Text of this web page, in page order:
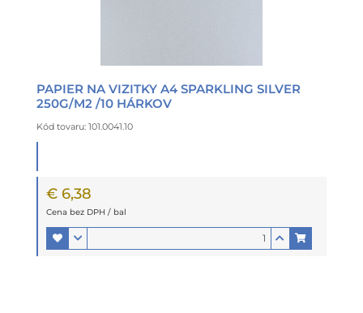
PAPIER NA VIZITKY A4 SPARKLING SILVER
250G/M2 /10 HÁRKOV
Kód tovaru: 101.0041.10
€ 6,38
Cena bez DPH / bal